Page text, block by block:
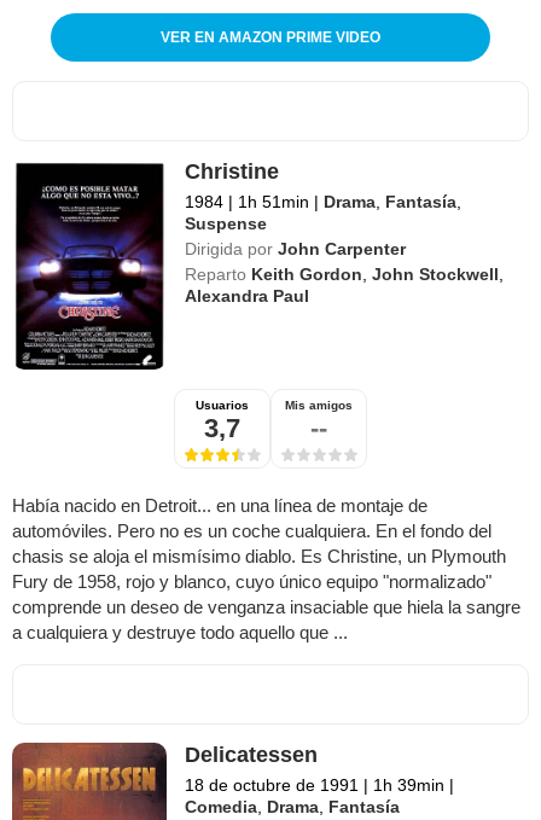
VER EN AMAZON PRIME VIDEO
Christine
1984 | 1h 51min | Drama Fantasía
Suspense
Dirigida por John Carpenter
Reparto Keith Gordon ,John Stockwell
Alexandra Paul
Usuarios
3,7
Mis amigos
--
Había nacido en Detroit... en una línea de montaje de
automóviles. Pero no es un coche cualquiera. En el fondo del
chasis se aloja el mismísimo diablo. Es Christine, un Plymouth
Fury de 1958, rojo y blanco, cuyo único equipo "normalizado"
comprende un deseo de venganza insaciable que hiela la sangre
a cualquiera y destruye todo aquello que ...
Delicatessen
18 de octubre de 1991 | 1h 39min |
Comedia Drama Fantasía